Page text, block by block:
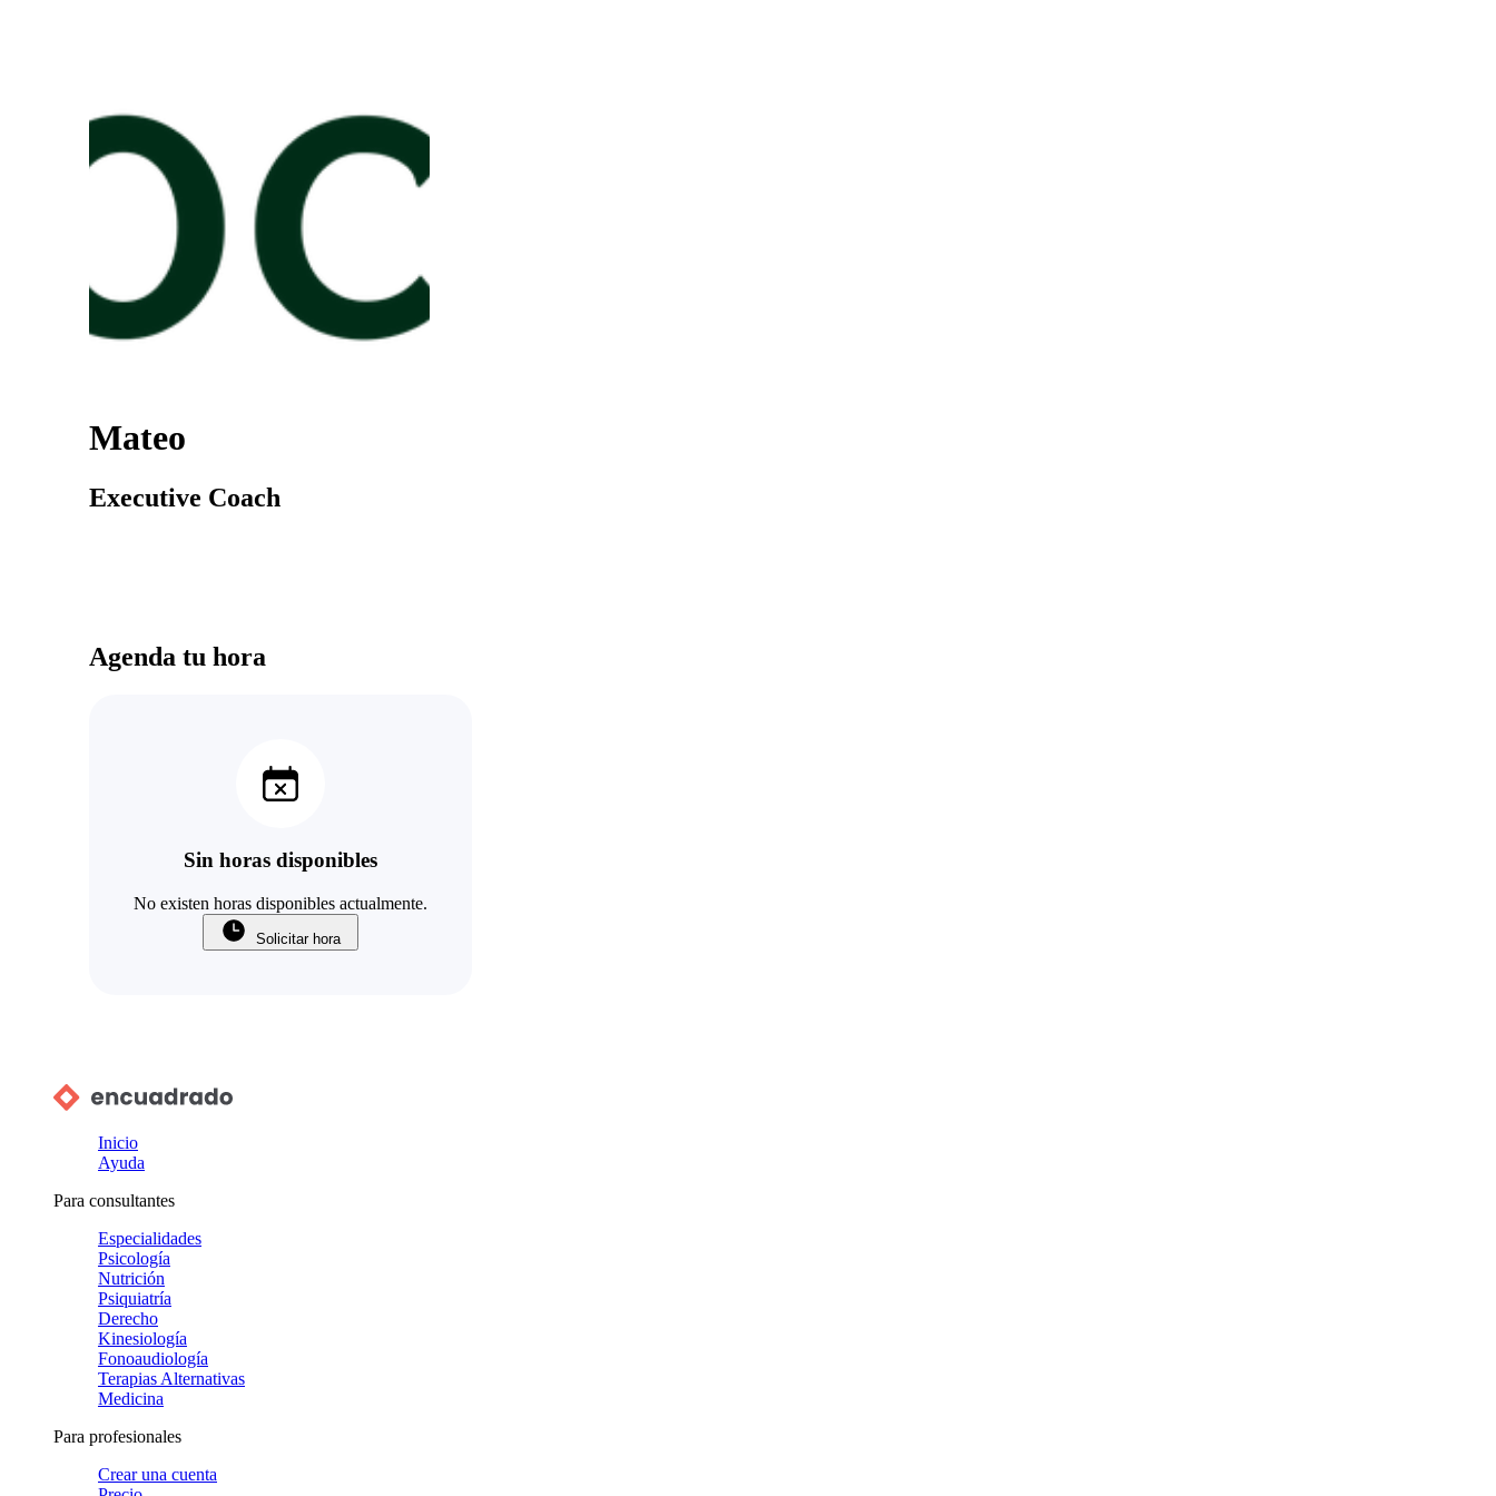
Mateo
Executive Coach
Agenda tu hora
Sin horas disponibles
No existen horas disponibles actualmente.
Solicitar hora
Inicio
Ayuda
Para consultantes
Especialidades
Psicología
Nutrición
Psiquiatría
Derecho
Kinesiología
Fonoaudiología
Terapias Alternativas
Medicina
Para profesionales
Crear una cuenta